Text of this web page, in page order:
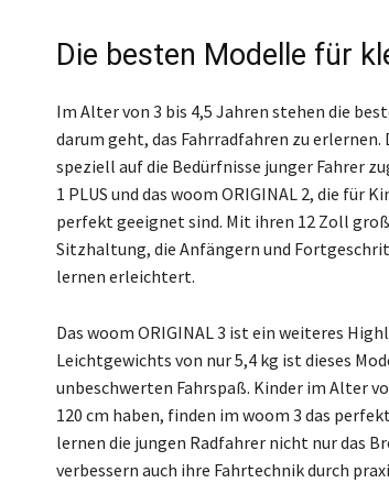
Die besten Modelle für
Im Alter von 3 bis 4,5 Jahren stehen die
darum geht, das Fahrradfahren zu
speziell auf die Bedürfnisse junger Fahrer
1 PLUS und das woom ORIGINAL 2, die für
perfekt geeignet sind. Mit ihren 12 Zoll
Sitzhaltung, die Anfängern und
lernen erleichtert.
Das woom ORIGINAL 3 ist ein weiteres
Leichtgewichts von nur 5,4 kg ist dieses
unbeschwerten Fahrspaß. Kinder im Alter
120 cm haben, finden im woom 3 das
lernen die jungen Radfahrer nicht nur das
verbessern auch ihre Fahrtechnik durch